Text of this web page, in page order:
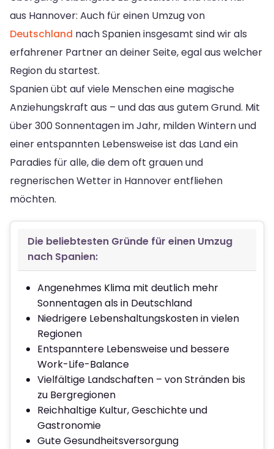
aus Hannover: Auch für einen Umzug von
Deutschland nach Spanien insgesamt sind wir als
erfahrener Partner an deiner Seite, egal aus welcher
Region du startest.
Spanien übt auf viele Menschen eine magische
Anziehungskraft aus – und das aus gutem Grund. Mit
über 300 Sonnentagen im Jahr, milden Wintern und
einer entspannten Lebensweise ist das Land ein
Paradies für alle, die dem oft grauen und
regnerischen Wetter in Hannover entfliehen
möchten.
Die beliebtesten Gründe für einen Umzug
nach Spanien:
Angenehmes Klima mit deutlich mehr
Sonnentagen als in Deutschland
Niedrigere Lebenshaltungskosten in vielen
Regionen
Entspanntere Lebensweise und bessere
Work-Life-Balance
Vielfältige Landschaften – von Stränden bis
zu Bergregionen
Reichhaltige Kultur, Geschichte und
Gastronomie
Gute Gesundheitsversorgung